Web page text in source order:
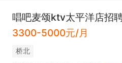
唱吧麦颂ktv太平洋店招
3300-5000元/月
桥北